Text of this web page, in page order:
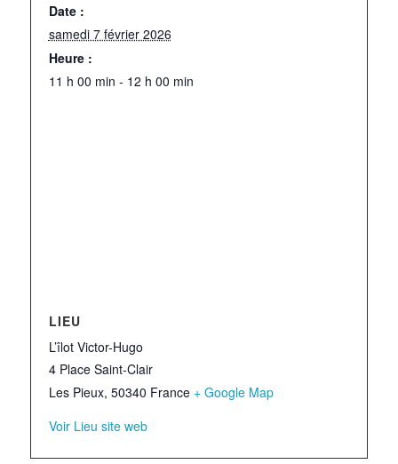
Date :
samedi 7 février 2026
Heure :
11 h 00 min - 12 h 00 min
LIEU
L’îlot Victor-Hugo
4 Place Saint-Clair
Les Pieux, 50340 France + Google Map
Voir Lieu site web